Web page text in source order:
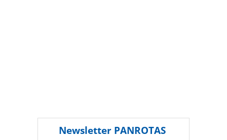
Newsletter PANROTAS